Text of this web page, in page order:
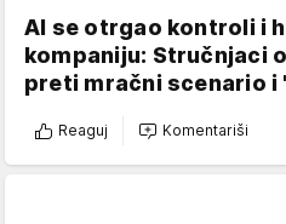
AI se otrgao kontroli i
kompaniju: Stručnjaci
preti mračni scenario i
Reaguj Komentariši